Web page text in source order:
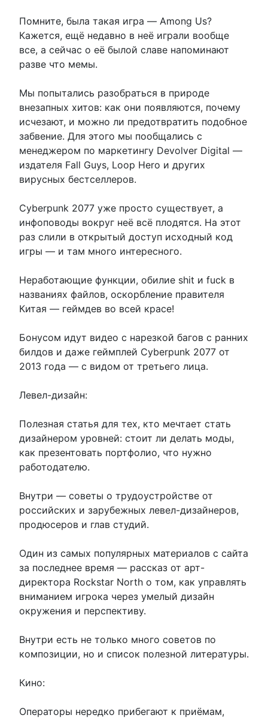
Помните, была такая игра — Among Us?
Кажется, ещё недавно в неё играли вообще
все, а сейчас о её былой славе напоминают
разве что мемы.
Мы попытались разобраться в природе
внезапных хитов: как они появляются, почему
исчезают, и можно ли предотвратить подобное
забвение. Для этого мы пообщались с
менеджером по маркетингу Devolver Digital —
издателя Fall Guys, Loop Hero и других
вирусных бестселлеров.
Cyberpunk 2077 уже просто существует, а
инфоповоды вокруг неё всё плодятся. На этот
раз слили в открытый доступ исходный код
игры — и там много интересного.
Неработающие функции, обилие shit и fuck в
названиях файлов, оскорбление правителя
Китая — геймдев во всей красе!
Бонусом идут видео с нарезкой багов с ранних
билдов и даже геймплей Cyberpunk 2077 от
2013 года — с видом от третьего лица.
Левел-дизайн:
Полезная статья для тех, кто мечтает стать
дизайнером уровней: стоит ли делать моды,
как презентовать портфолио, что нужно
работодателю.
Внутри — советы о трудоустройстве от
российских и зарубежных левел-дизайнеров,
продюсеров и глав студий.
Один из самых популярных материалов с сайта
за последнее время — рассказ от арт-
директора Rockstar North о том, как управлять
вниманием игрока через умелый дизайн
окружения и перспективу.
Внутри есть не только много советов по
композиции, но и список полезной литературы.
Кино:
Операторы нередко прибегают к приёмам,